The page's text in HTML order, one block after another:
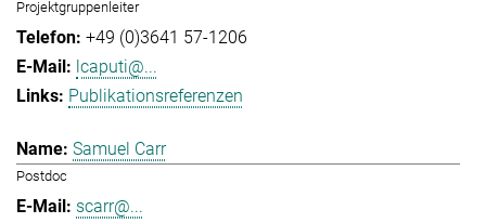
Projektgruppenleiter
+49 (0)3641 57-1206
lcaputi@...
Publikationsreferenzen
Samuel Carr
Postdoc
scarr@...